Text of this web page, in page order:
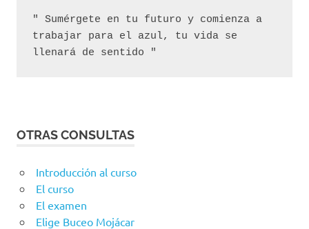
" Sumérgete en tu futuro y comienza a
trabajar para el azul, tu vida se
llenará de sentido "
OTRAS CONSULTAS
Introducción al curso
El curso
El examen
Elige Buceo Mojácar